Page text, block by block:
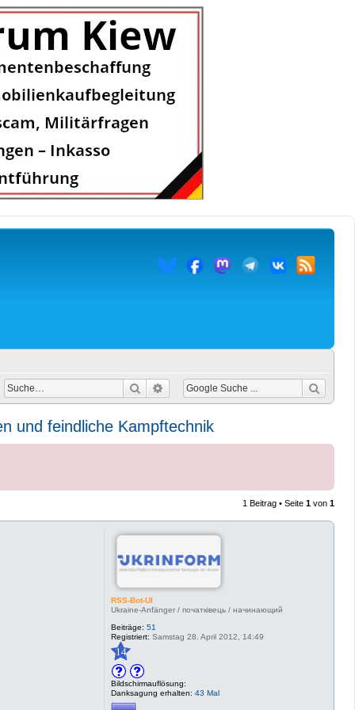
Suche Erweiterte Suche
und feindliche Kampftechnik
1 Beitrag • Seite 1 von 1
RSS-Bot-UI
Ukraine-Anfänger / початківець / начинающий
Beiträge: 51
Registriert: Samstag 28. April 2012, 14:49
14
Bildschirmauflösung:
Danksagung erhalten: 43 Mal